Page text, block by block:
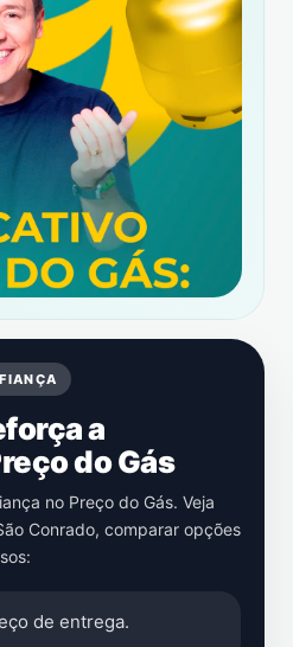
a
do Gás
no Preço do Gás. Veja
Conrado, comparar opções
de entrega.